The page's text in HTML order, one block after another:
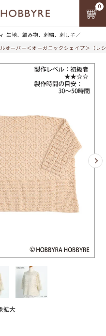
生地、編み物、刺繍、刺し子／
0
オーバー＜オーガニックシェイプ＞（レ
拡大